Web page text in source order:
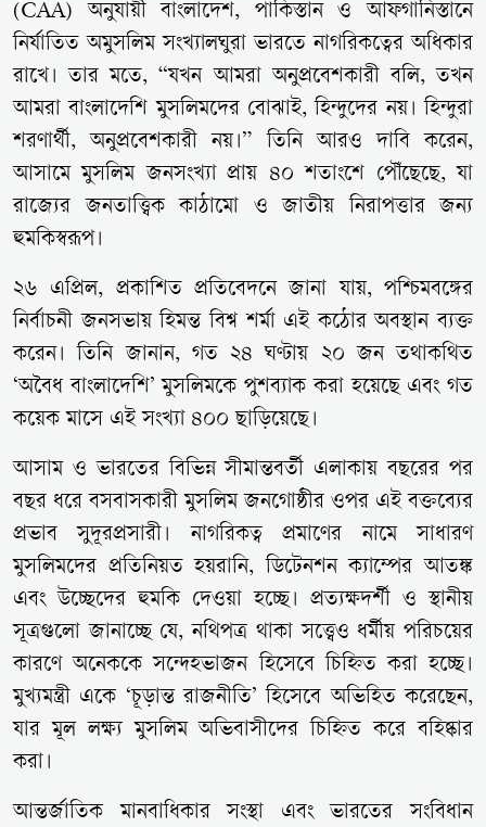
(CAA) অনুযায়ী বাংলাদেশ, পাকিস্তান ও আফগানিস্তানে
নির্যাতিত অমুসলিম সংখ্যালঘুরা ভারতে নাগরিকত্বের অধিকার
রাখে। তার মতে, “যখন আমরা অনুপ্রবেশকারী বলি, তখন
আমরা বাংলাদেশি মুসলিমদের বোঝাই, হিন্দুদের নয়। হিন্দুরা
শরণার্থী, অনুপ্রবেশকারী নয়।” তিনি আরও দাবি করেন,
আসামে মুসলিম জনসংখ্যা প্রায় ৪০ শতাংশে পৌঁছেছে, যা
রাজ্যের জনতাত্ত্বিক কাঠামো ও জাতীয় নিরাপত্তার জন্য
হুমকিস্বরূপ।
২৬ এপ্রিল, প্রকাশিত প্রতিবেদনে জানা যায়, পশ্চিমবঙ্গের
নির্বাচনী জনসভায় হিমন্ত বিশ্ব শর্মা এই কঠোর অবস্থান ব্যক্ত
করেন। তিনি জানান, গত ২৪ ঘণ্টায় ২০ জন তথাকথিত
‘অবৈধ বাংলাদেশি’ মুসলিমকে পুশব্যাক করা হয়েছে এবং গত
কয়েক মাসে এই সংখ্যা ৪০০ ছাড়িয়েছে।
আসাম ও ভারতের বিভিন্ন সীমান্তবর্তী এলাকায় বছরের পর
বছর ধরে বসবাসকারী মুসলিম জনগোষ্ঠীর ওপর এই বক্তব্যের
প্রভাব সুদূরপ্রসারী। নাগরিকত্ব প্রমাণের নামে সাধারণ
মুসলিমদের প্রতিনিয়ত হয়রানি, ডিটেনশন ক্যাম্পের আতঙ্ক
এবং উচ্ছেদের হুমকি দেওয়া হচ্ছে। প্রত্যক্ষদর্শী ও স্থানীয়
সূত্রগুলো জানাচ্ছে যে, নথিপত্র থাকা সত্ত্বেও ধর্মীয় পরিচয়ের
কারণে অনেককে সন্দেহভাজন হিসেবে চিহ্নিত করা হচ্ছে।
মুখ্যমন্ত্রী একে ‘চূড়ান্ত রাজনীতি’ হিসেবে অভিহিত করেছেন,
যার মূল লক্ষ্য মুসলিম অভিবাসীদের চিহ্নিত করে বহিষ্কার
করা।
আন্তর্জাতিক মানবাধিকার সংস্থা এবং ভারতের সংবিধান